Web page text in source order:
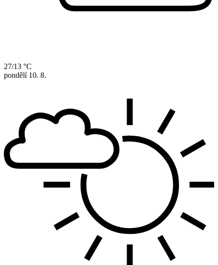
27/13 °C
pondělí 10. 8.